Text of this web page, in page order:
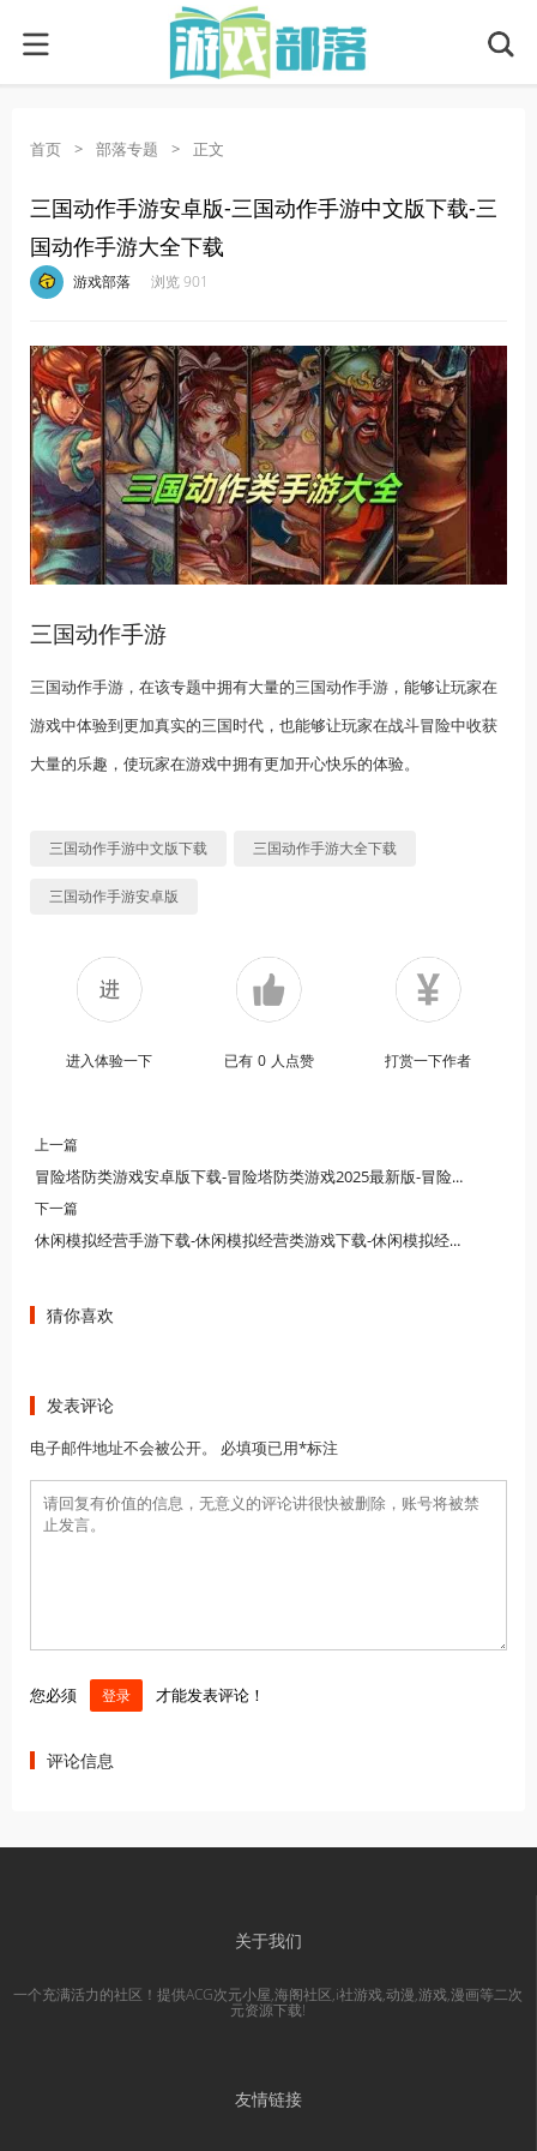
首页 > 部落专题 > 正文
三国动作手游安卓版-三国动作手游中文版下载-三
国动作手游大全下载
游戏部落 浏览 901
三国动作手游
三国动作手游，在该专题中拥有大量的三国动作手游，能够让玩家在
游戏中体验到更加真实的三国时代，也能够让玩家在战斗冒险中收获
大量的乐趣，使玩家在游戏中拥有更加开心快乐的体验。
三国动作手游中文版下载 三国动作手游大全下载
三国动作手游安卓版
进入体验一下 已有 0 人点赞 打赏一下作者
上一篇
冒险塔防类游戏安卓版下载-冒险塔防类游戏2025最新版-冒险塔防类游戏合集下载
下一篇
休闲模拟经营手游下载-休闲模拟经营类游戏下载-休闲模拟经营游戏大全
猜你喜欢
发表评论
电子邮件地址不会被公开。 必填项已用*标注
您必须 登录 才能发表评论！
评论信息
关于我们
一个充满活力的社区！提供ACG次元小屋,海阁社区,i社游戏,动漫,游戏,漫画等二次
元资源下载!
友情链接